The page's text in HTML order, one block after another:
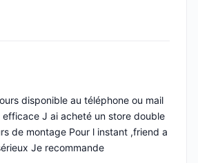
disponible au téléphone ou mail
efficace J ai acheté un store double
de montage Pour l instant ,friend a
Je recommande